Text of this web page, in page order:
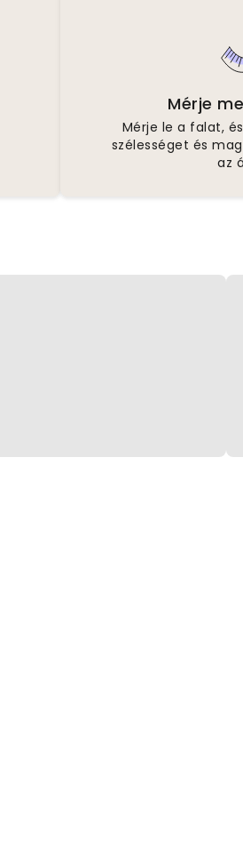
Mérje
Mérje le a falat,
szélességet és
az